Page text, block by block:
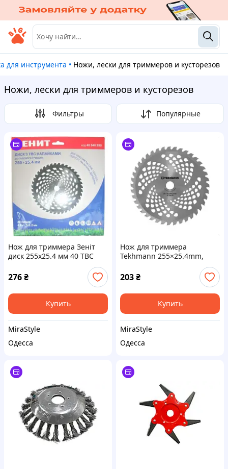
для инструмента • Ножи, лески для триммеров и кусторезов
Ножи, лески для триммеров и кусторезов
Фильтры Популярные
Нож для триммера Зеніт
диск 255х25.4 мм 40 ТВС
276₴
Купить
MiraStyle
Одесса
Нож для триммера
Tekhmann 255×25.4mm,
203₴
Купить
MiraStyle
Одесса